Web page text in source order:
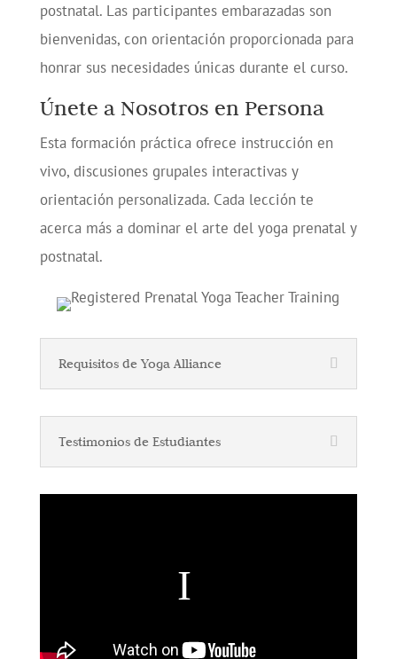
postnatal. Las participantes embarazadas son
bienvenidas, con orientación proporcionada para
honrar sus necesidades únicas durante el curso.
Únete a Nosotros en Persona
Esta formación práctica ofrece instrucción en
vivo, discusiones grupales interactivas y
orientación personalizada. Cada lección te
acerca más a dominar el arte del yoga prenatal y
postnatal.
Requisitos de Yoga Alliance
Testimonios de Estudiantes